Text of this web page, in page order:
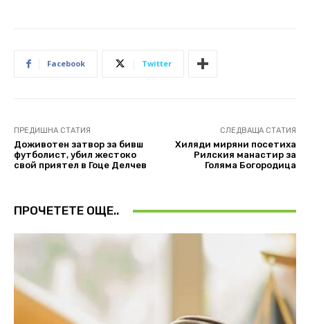
Facebook Twitter
ПРЕДИШНА СТАТИЯ
Доживотен затвор за бивш
футболист, убил жестоко
свой приятел в Гоце Делчев
СЛЕДВАЩА СТАТИЯ
Хиляди миряни посетиха
Рилския манастир за
Голяма Богородица
ПРОЧЕТЕТЕ ОЩЕ..